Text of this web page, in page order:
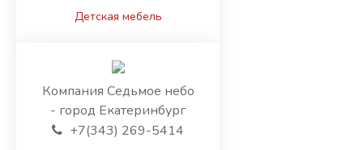
Ямало-Ненецкий автономный округ
Арагацотнская область
Араратская область
Армавирская область
Вайоцдзорская область
Детская мебель
Компания Седьмое небо
- город Екатеринбург
+7(343) 269-5414